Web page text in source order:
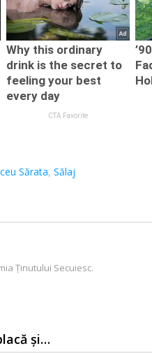
Sărata, Sălaj
Ținutului Secuiesc.
și…